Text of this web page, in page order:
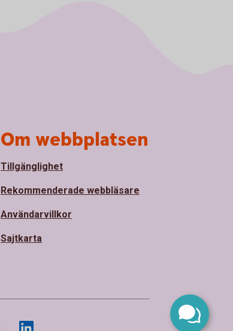
Om webbplatsen
Tillgänglighet
Rekommenderade webbläsare
Användarvillkor
Sajtkarta